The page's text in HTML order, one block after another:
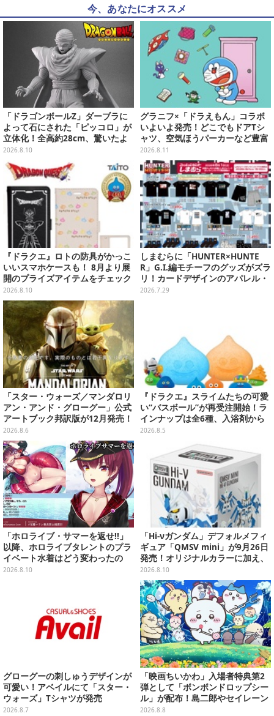
今、あなたにオススメ
「ドラゴンボールZ」ダーブラに
よって石にされた「ピッコロ」が
立体化！全高約28cm、驚いたよ
うな表情とポーズをそのまま再現
2026.8.10
グラニフ×「ドラえもん」コラボ
いよいよ発売！どこでもドアTシ
ャツ、空気ほうパーカーなど豊富
なデザイン
2026.8.11
『ドラクエ』ロトの防具がかっこ
いいスマホケースも！ 8月より展
開のプライズアイテムをチェック
2026.8.10
しまむらに「HUNTER×HUNTE
R」G.I.編モチーフのグッズがズラ
リ！カードデザインのアパレル・
雑貨、ゴレイヌの「オレが3人分
2026.7.29
「スター・ウォーズ／マンダロリ
アン・アンド・グローグー」公式
アートブック邦訳版が12月発売！
映画のコンセプトアートやスケッ
チを掲載
2026.8.6
『ドラクエ』スライムたちの可愛
い“バスボール”が再受注開始！ラ
インナップは全6種、入浴剤から
モンスターのフィギュアが出てく
2026.8.5
「ホロライブ・サマーを返せ!!」
以降、ホロライブタレントのプラ
イベート水着はどう変わったの
か？…AIを活用して布面積がもっ
2026.8.10
「Hi-νガンダム」デフォルメフィ
ギュア「QMSV mini」が9月26日
発売！オリジナルカラーに加え、
デザイン違い"Alternative Ve
r."など全8種
2026.8.10
グローグーの刺しゅうデザインが
可愛い！アベイルにて「スター・
ウォーズ」Tシャツが発売
2026.8.7
「映画ちいかわ」入場者特典第2
弾として「ボンボンドロップシー
ル」が配布！島二郎やセイレーン
はもちろん、人魚のウロコまで…
2026.8.8